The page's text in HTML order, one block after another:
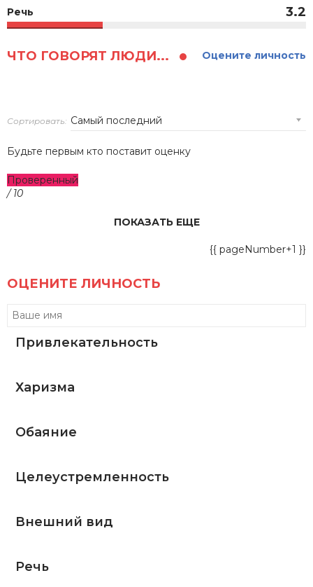
Речь 3.2
ЧТО ГОВОРЯТ ЛЮДИ... Оцените личность
Сортировать:
Будьте первым кто поставит оценку
Проверенный
/ 10
ПОКАЗАТЬ ЕЩЕ
{{ pageNumber+1 }}
ОЦЕНИТЕ ЛИЧНОСТЬ
Привлекательность
Харизма
Обаяние
Целеустремленность
Внешний вид
Речь